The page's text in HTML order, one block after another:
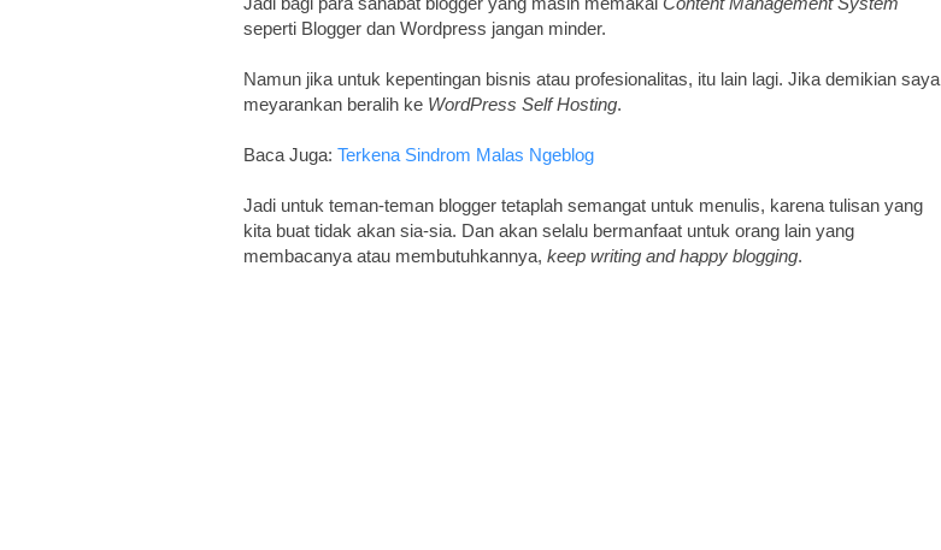
seperti Blogger dan Wordpress jangan minder.
Namun jika untuk kepentingan bisnis atau profesionalitas, itu lain lagi. Jika demikian saya
meyarankan beralih ke WordPress Self Hosting.
Baca Juga: Terkena Sindrom Malas Ngeblog
Jadi untuk teman-teman blogger tetaplah semangat untuk menulis, karena tulisan yang
kita buat tidak akan sia-sia. Dan akan selalu bermanfaat untuk orang lain yang
membacanya atau membutuhkannya, keep writing and happy blogging.